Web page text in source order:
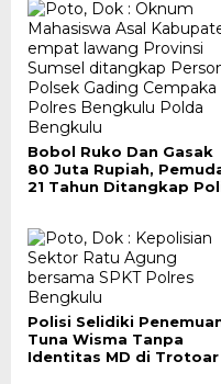
Bobol Ruko Dan Gasak
80 Juta Rupiah,
21 Tahun Ditangkap
Polisi Selidiki
Tuna Wisma Tanpa
Identitas MD di Trotoar